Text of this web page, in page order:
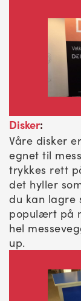
Disker:
Våre disker
egnet til
trykkes rett
det hyller
du kan lagre
populært på
hel
up.